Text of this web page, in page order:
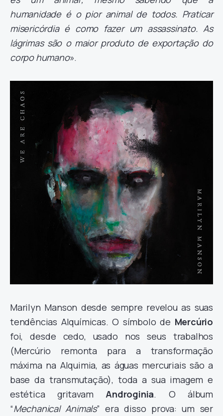
humanidade é o pior animal de todos. Praticar
misericórdia é como fazer um assassinato. As
lágrimas são o maior produto de exportação do
corpo humano».
Marilyn Manson desde sempre revelou as suas
tendências Alquímicas. O símbolo de Mercúrio
foi, desde cedo, usado nos seus trabalhos
(Mercúrio remonta para a transformação
máxima na Alquimia, as águas mercuriais são a
base da transmutação), toda a sua imagem e
estética gritavam Androginia. O álbum
“Mechanical Animals” era disso prova: um ser